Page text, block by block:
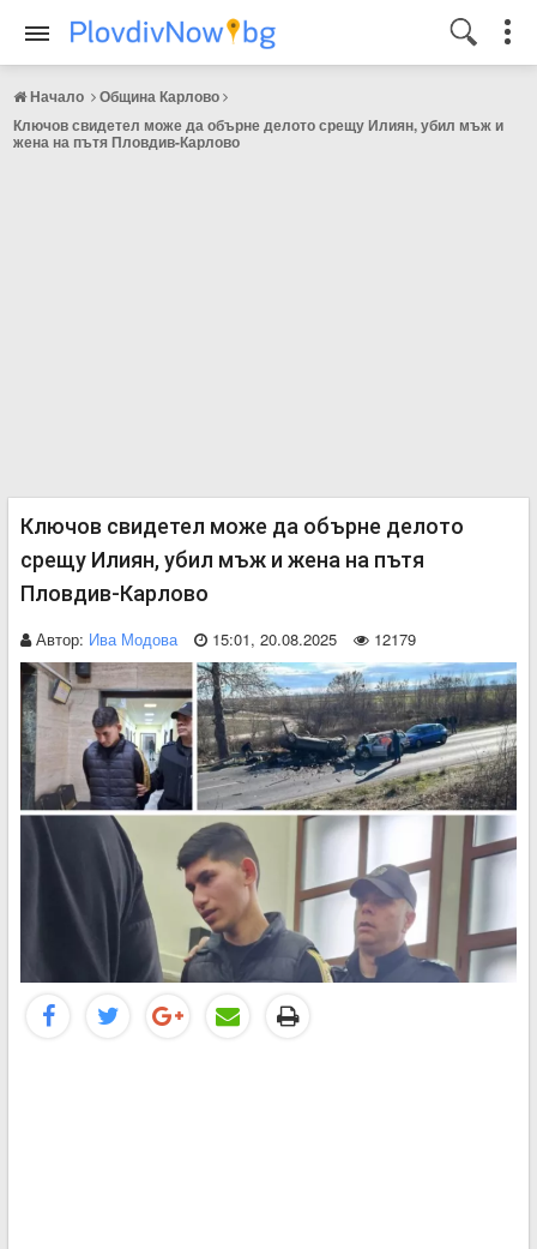
Начало
Община Карлово
Ключов свидетел може да обърне делото срещу Илиян, убил мъж и
жена на пътя Пловдив-Карлово
Ключов свидетел може да обърне делото
срещу Илиян, убил мъж и жена на пътя
Пловдив-Карлово
Автор: Ива Модова 15:01, 20.08.2025 12179